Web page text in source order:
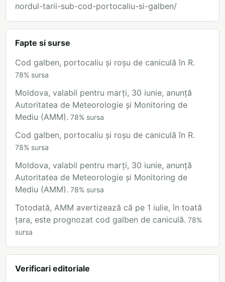
nordul-tarii-sub-cod-portocaliu-si-galben/
Fapte si surse
Cod galben, portocaliu și roșu de caniculă în R.
78% sursa
Moldova, valabil pentru marți, 30 iunie, anunță
Autoritatea de Meteorologie și Monitoring de
Mediu (AMM). 78% sursa
Cod galben, portocaliu și roșu de caniculă în R.
78% sursa
Moldova, valabil pentru marți, 30 iunie, anunță
Autoritatea de Meteorologie și Monitoring de
Mediu (AMM). 78% sursa
Totodată, AMM avertizează că pe 1 iulie, în toată
țara, este prognozat cod galben de caniculă. 78%
sursa
Verificari editoriale